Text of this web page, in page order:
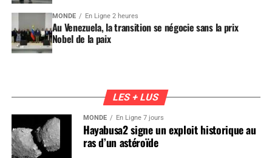
MONDE En Ligne 2 heures
Au Venezuela, la transition se négocie sans la prix
Nobel de la paix
LES + LUS
MONDE En Ligne 7 jours
Hayabusa2 signe un exploit historique au
ras d’un astéroïde